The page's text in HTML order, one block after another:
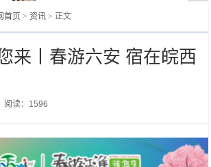
首页 >资讯 > 正文
来丨春游六安 宿在皖西
阅读：1596